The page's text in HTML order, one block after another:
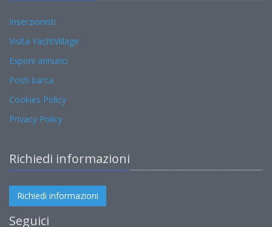
Inserzionisti
Visita YachtVillage
Esponi annunci
Posti barca
Cookies Policy
Privacy Policy
Richiedi informazioni
Richiedi informazioni
Seguici